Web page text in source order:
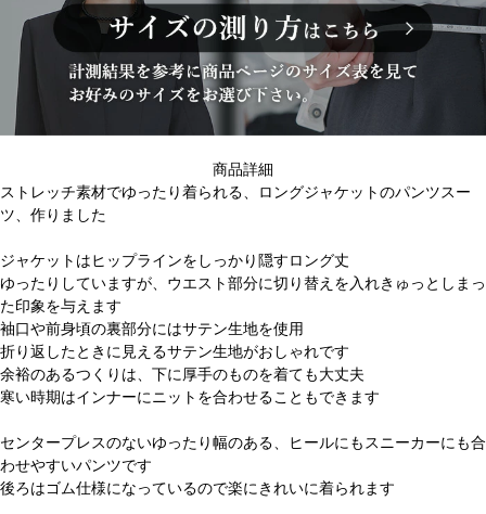
商品詳細
ストレッチ素材でゆったり着られる、ロングジャケットのパンツスー
ツ、作りました
ジャケットはヒップラインをしっかり隠すロング丈
ゆったりしていますが、ウエスト部分に切り替えを入れきゅっとしまっ
た印象を与えます
袖口や前身頃の裏部分にはサテン生地を使用
折り返したときに見えるサテン生地がおしゃれです
余裕のあるつくりは、下に厚手のものを着ても大丈夫
寒い時期はインナーにニットを合わせることもできます
センタープレスのないゆったり幅のある、ヒールにもスニーカーにも合
わせやすいパンツです
後ろはゴム仕様になっているので楽にきれいに着られます